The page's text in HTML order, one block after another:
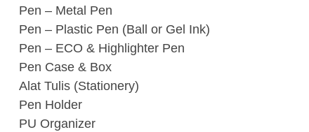
Pen – Metal Pen
Pen – Plastic Pen (Ball or Gel Ink)
Pen – ECO & Highlighter Pen
Pen Case & Box
Alat Tulis (Stationery)
Pen Holder
PU Organizer